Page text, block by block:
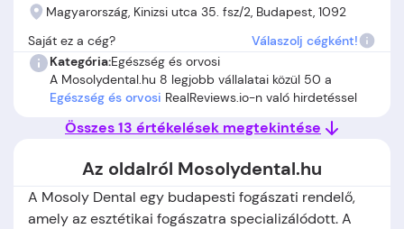
Magyarország, Kinizsi utca 35. fsz/2, Budapest, 1092
Saját ez a cég?
Válaszolj cégként!
Kategória:Egészség és orvosi
A Mosolydental.hu 8 legjobb vállalatai közül 50 a
Egészség és orvosi RealReviews.io-n való hirdetéssel
Összes 13 értékelések megtekintése
Az oldalról Mosolydental.hu
A Mosoly Dental egy budapesti fogászati rendelő,
amely az esztétikai fogászatra specializálódott. A